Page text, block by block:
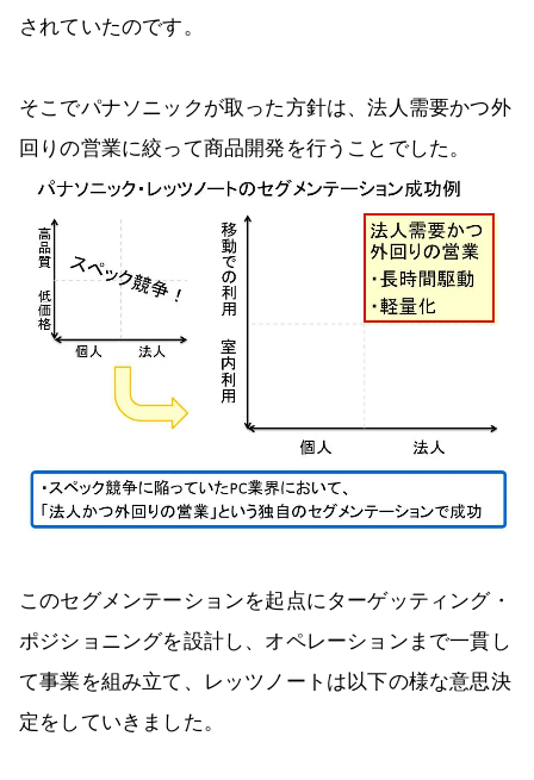
されていたのです。
そこでパナソニックが取った方針は、法人需要かつ外
回りの営業に絞って商品開発を行うことでした。
このセグメンテーションを起点にターゲッティング・
ポジショニングを設計し、オペレーションまで一貫し
て事業を組み立て、レッツノートは以下の様な意思決
定をしていきました。